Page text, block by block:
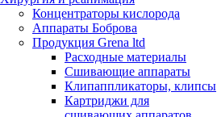
Концентраторы кислорода
Аппараты Боброва
Продукция Grena ltd
Расходные материалы
Сшивающие аппараты
Клипаппликаторы, клипсы
Картриджи для